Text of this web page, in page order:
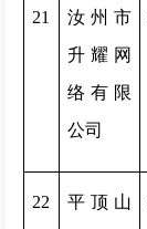
21
汝州市
升耀网
络有限
公司
22
平顶山